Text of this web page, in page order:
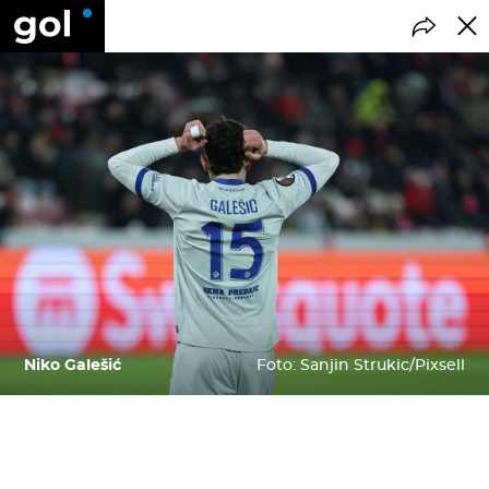
Niko Galešić Foto: Sanjin Strukic/Pixsell